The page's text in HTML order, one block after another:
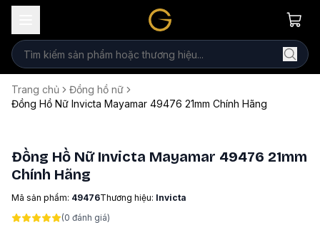
Trang chủ
Đồng hồ nữ
Đồng Hồ Nữ Invicta Mayamar 49476 21mm Chính Hãng
Đồng Hồ Nữ Invicta Mayamar 49476 21mm
Chính Hãng
Mã sản phẩm: 49476Thương hiệu: Invicta
(0 đánh giá)